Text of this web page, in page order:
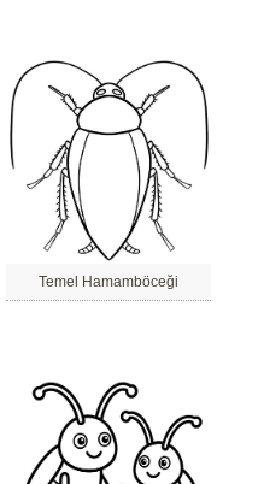
Temel Hamamböceği